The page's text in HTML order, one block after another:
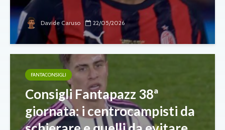
Davide Caruso 22/05/2026
FANTACONSIGLI
Consigli Fantapazz 38ª
giornata: i centrocampisti da